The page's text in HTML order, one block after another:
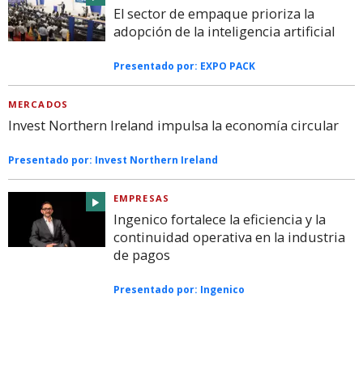
El sector de empaque prioriza la
adopción de la inteligencia artificial
Presentado por: EXPO PACK
MERCADOS
Invest Northern Ireland impulsa la economía circular
Presentado por: Invest Northern Ireland
EMPRESAS
Ingenico fortalece la eficiencia y la
continuidad operativa en la industria
de pagos
Presentado por: Ingenico